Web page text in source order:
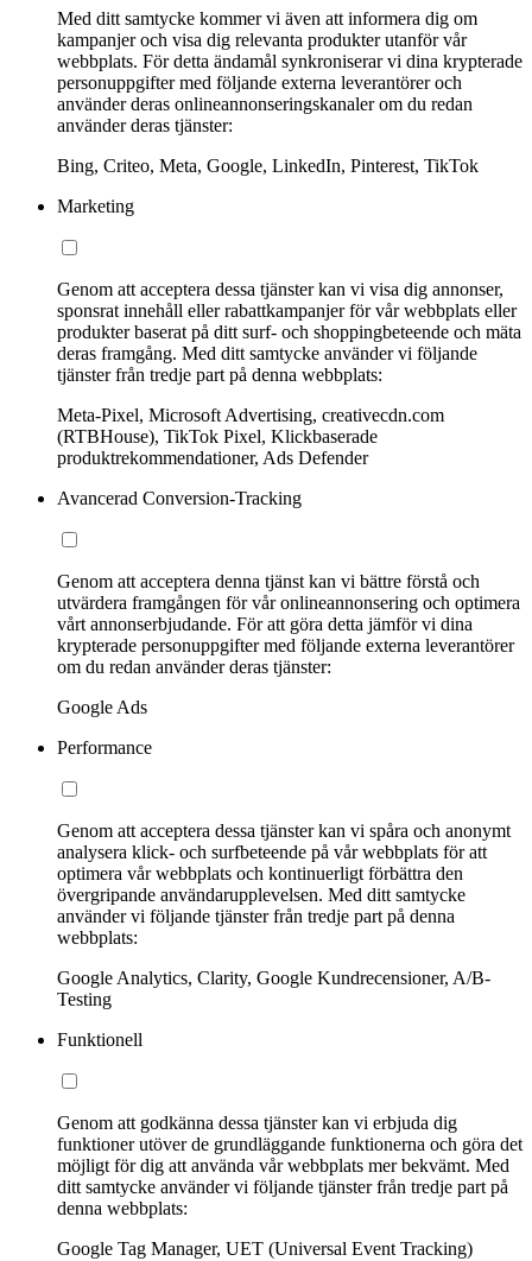
Med ditt samtycke kommer vi även att informera dig om
kampanjer och visa dig relevanta produkter utanför vår
webbplats. För detta ändamål synkroniserar vi dina krypterade
personuppgifter med följande externa leverantörer och
använder deras onlineannonseringskanaler om du redan
använder deras tjänster:
Bing, Criteo, Meta, Google, LinkedIn, Pinterest, TikTok
Marketing
Genom att acceptera dessa tjänster kan vi visa dig annonser,
sponsrat innehåll eller rabattkampanjer för vår webbplats eller
produkter baserat på ditt surf- och shoppingbeteende och mäta
deras framgång. Med ditt samtycke använder vi följande
tjänster från tredje part på denna webbplats:
Meta-Pixel, Microsoft Advertising, creativecdn.com
(RTBHouse), TikTok Pixel, Klickbaserade
produktrekommendationer, Ads Defender
Avancerad Conversion-Tracking
Genom att acceptera denna tjänst kan vi bättre förstå och
utvärdera framgången för vår onlineannonsering och optimera
vårt annonserbjudande. För att göra detta jämför vi dina
krypterade personuppgifter med följande externa leverantörer
om du redan använder deras tjänster:
Google Ads
Performance
Genom att acceptera dessa tjänster kan vi spåra och anonymt
analysera klick- och surfbeteende på vår webbplats för att
optimera vår webbplats och kontinuerligt förbättra den
övergripande användarupplevelsen. Med ditt samtycke
använder vi följande tjänster från tredje part på denna
webbplats:
Google Analytics, Clarity, Google Kundrecensioner, A/B-
Testing
Funktionell
Genom att godkänna dessa tjänster kan vi erbjuda dig
funktioner utöver de grundläggande funktionerna och göra det
möjligt för dig att använda vår webbplats mer bekvämt. Med
ditt samtycke använder vi följande tjänster från tredje part på
denna webbplats:
Google Tag Manager, UET (Universal Event Tracking)